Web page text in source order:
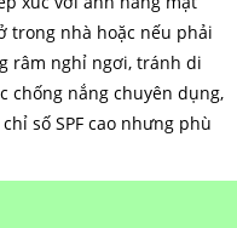
trong nhà hoặc nếu phải
râm nghỉ ngơi, tránh di
chống nắng chuyên dụng,
số SPF cao nhưng phù